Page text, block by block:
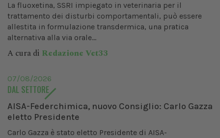
La fluoxetina, SSRI impiegato in veterinaria per il
trattamento dei disturbi comportamentali, può essere
allestita in formulazione transdermica, una pratica
alternativa alla via orale...
A cura di Redazione Vet33
07/08/2026
DAL SETTORE
AISA-Federchimica, nuovo Consiglio: Carlo Gazza
eletto Presidente
Carlo Gazza è stato eletto Presidente di AISA-